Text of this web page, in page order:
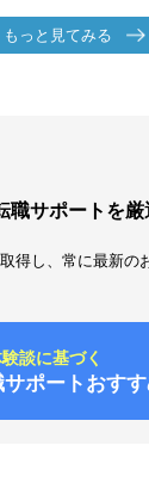
もっと見てみる
職サポートを厳
得し、常に最新の
談に基づく
ポートおす